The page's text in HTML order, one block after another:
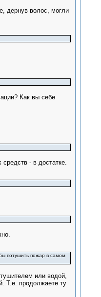
дернув волос, могли
Как вы себе
- в достатке.
потушить пожар в самом
или водой,
Т.е. продолжаете ту